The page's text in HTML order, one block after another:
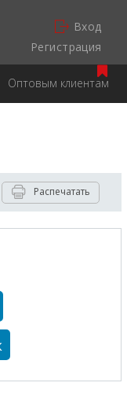
Вход
Регистрация
Оптовым клиентам
Распечатать